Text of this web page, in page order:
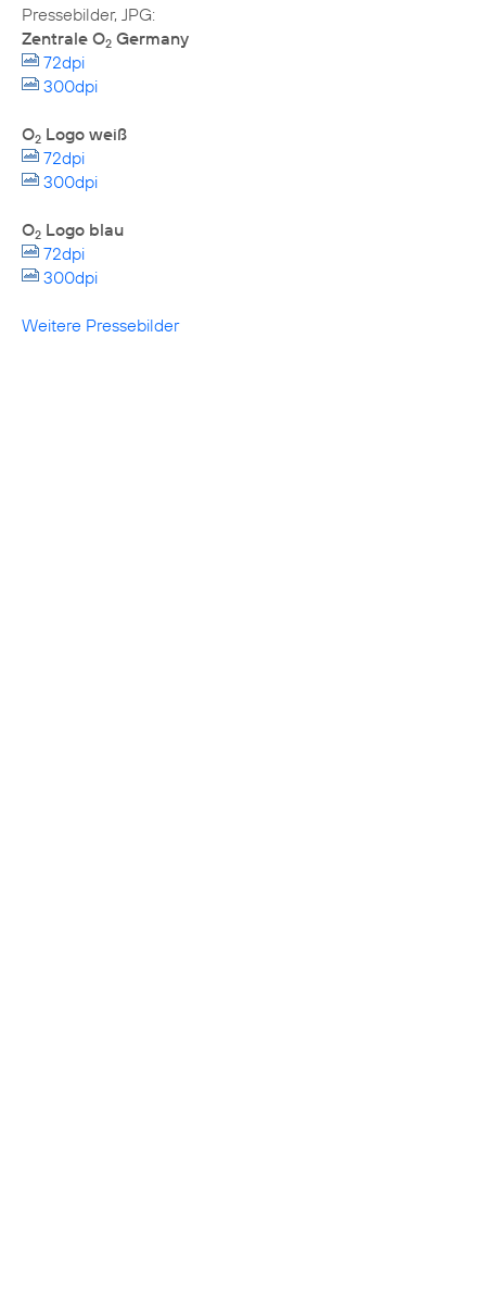
Zentrale O2 Germany
72dpi
300dpi
O2 Logo weiß
72dpi
300dpi
O2 Logo blau
72dpi
300dpi
Weitere Pressebilder